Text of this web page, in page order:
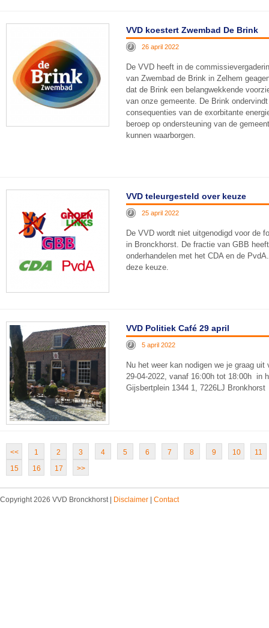
VVD koestert Zwembad De Brink
26 april 2022
De VVD heeft in de
van Zwembad de Brink in Zelhem
dat de Brink een belangwekkende
van onze gemeente. De Brink
consequenties van de exorbitante
beroep op ondersteuning van de
kunnen waarborgen.
VVD teleurgesteld over keuze
25 april 2022
De VVD wordt niet uitgenodigd voor de
in Bronckhorst. De fractie van GBB
onderhandelen met het CDA en de
deze keuze.
VVD Politiek Café 29 april
5 april 2022
Nu het weer kan nodigen we je graag
29-04-2022, vanaf 16:00h tot 18:00h in
Gijsbertplein 1344 1, 7226LJ Bronkhorst
<< 1 2 3 4 5 6 7 8 9 10
11
15
16 17 >>
Copyright 2026 VVD Bronckhorst | Disclaimer Contact